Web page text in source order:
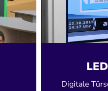
Digitale